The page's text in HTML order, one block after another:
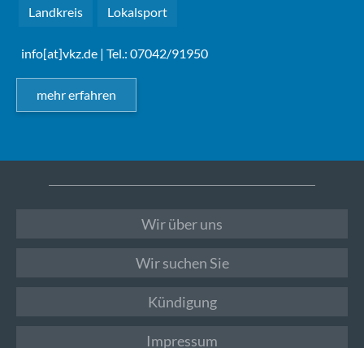
Landkreis Lokalsport
info[at]vkz.de | Tel.: 07042/91950
mehr erfahren
Wir über uns
Wir suchen Sie
Kündigung
Impressum